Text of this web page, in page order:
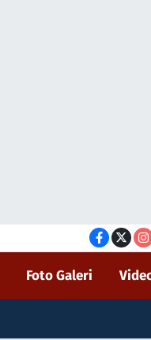
Foto Galeri